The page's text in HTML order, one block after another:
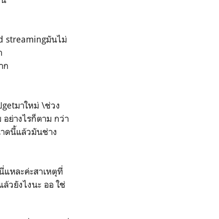
streamingมันไม่
ก
มาใหม่ \ช่วง
ย่างไรก็ตาม กว่า
ดนี้แล้วมันช่าง
หละค่ะสาเหตุที่
วยังไงนะ ออ ใช่